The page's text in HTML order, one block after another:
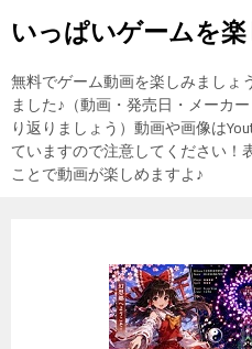
いっぱいゲームを楽
無料でゲーム動画を楽しみましょ
ました♪（動画・発売日・メーカ
り返りましょう）動画や画像は
ていますので注意してください！
ことで動画が楽しめますよ♪